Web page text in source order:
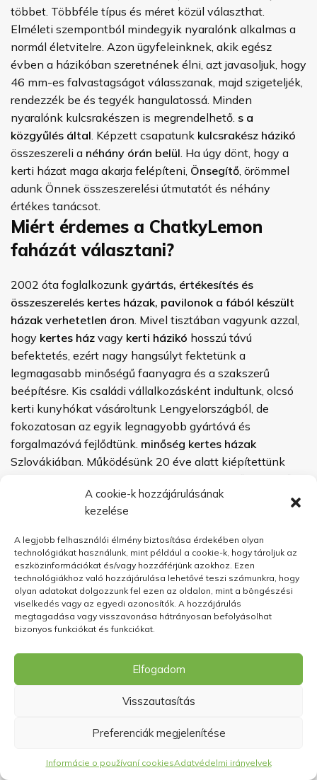
A cookie-k hozzájárulásának
kezelése
A legjobb felhasználói élmény biztosítása érdekében olyan
technológiákat használunk, mint például a cookie-k, hogy tároljuk az
eszközinformációkat és/vagy hozzáférjünk azokhoz. Ezen
technológiákhoz való hozzájárulása lehetővé teszi számunkra, hogy
olyan adatokat dolgozzunk fel ezen az oldalon, mint a böngészési
viselkedés vagy az egyedi azonosítók. A hozzájárulás
megtagadása vagy visszavonása hátrányosan befolyásolhat
bizonyos funkciókat és funkciókat.
Elfogadom
Visszautasítás
Preferenciák megjelenítése
Informácie o používaní cookiesAdatvédelmi irányelvek
többet. Többféle típus és méret közül választhat.
Elméleti szempontból mindegyik nyaralónk alkalmas a
normál életvitelre. Azon ügyfeleinknek, akik egész
évben a házikóban szeretnének élni, azt javasoljuk, hogy
46 mm-es falvastagságot válasszanak, majd szigeteljék,
rendezzék be és tegyék hangulatossá. Minden
nyaralónk kulcsrakészen is megrendelhető. s a
közgyűlés által. Képzett csapatunk kulcsrakész házikó
összeszereli a néhány órán belül. Ha úgy dönt, hogy a
kerti házat maga akarja felépíteni, Önsegítő, örömmel
adunk Önnek összeszerelési útmutatót és néhány
értékes tanácsot.
Miért érdemes a ChatkyLemon
faházát választani?
2002 óta foglalkozunk gyártás, értékesítés és
összeszerelés kertes házak, pavilonoka fából készült
házakverhetetlen áron. Mivel tisztában vagyunk azzal,
hogy kertes ház vagy kerti házikó hosszú távú
befektetés, ezért nagy hangsúlyt fektetünk a
legmagasabb minőségű faanyagra és a szakszerű
beépítésre. Kis családi vállalkozásként indultunk, olcsó
kerti kunyhókat vásároltunk Lengyelországból, de
fokozatosan az egyik legnagyobb gyártóvá és
forgalmazóvá fejlődtünk. minőség kertes házak
Szlovákiában. Működésünk 20 éve alatt kiépítettünk
egy hálózatot megbízható, Európa különböző részeiből
származó minőségi faanyag-beszállítókkal. Ennek
köszönhetően ma már a legtöbbet tudjuk Önnek eladni
Az alábbiakon kívüla legalacsonyabb áron kínáljuk
Önnek a faházak szállítását összeszereléssel bárhová
Szlovákiában, mindig ingyenesen.Mert bízunk
egymásban,nem kérünk semmilyen letétet. Több mint 5
000 összeszereltkerti házak és faházakszinte minden
szlovákiai kerületben.
Szűrők Kívánságlista Kosár